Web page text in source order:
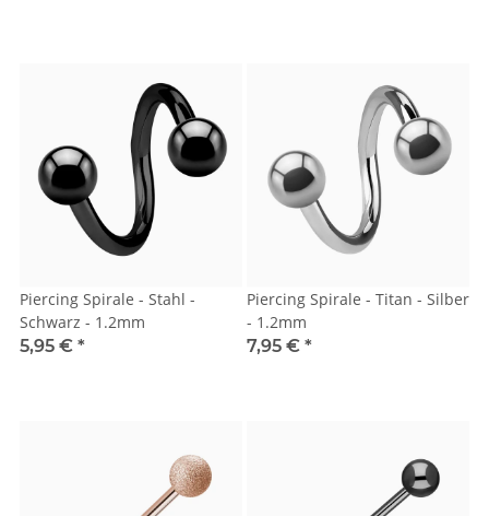
Piercing Spirale - Stahl -
Schwarz - 1.2mm
5,95 € *
Piercing Spirale - Titan - Silber
- 1.2mm
7,95 € *